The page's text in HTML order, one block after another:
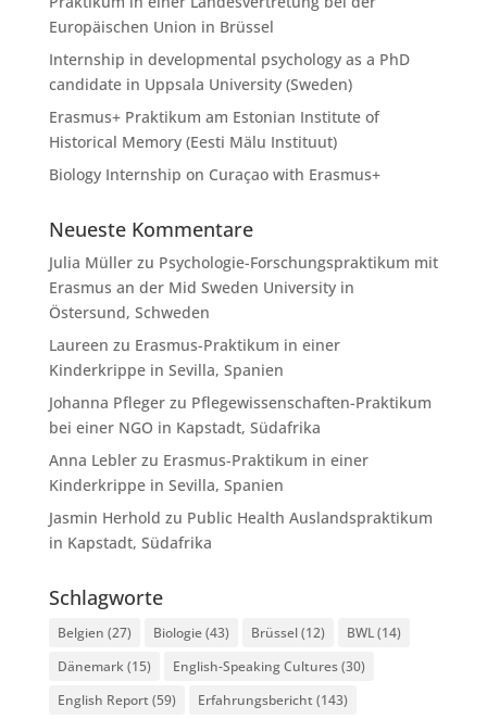
Europäischen Union in Brüssel
Internship in developmental psychology as a PhD
candidate in Uppsala University (Sweden)
Erasmus+ Praktikum am Estonian Institute of
Historical Memory (Eesti Mälu Instituut)
Biology Internship on Curaçao with Erasmus+
Neueste Kommentare
Julia Müllerzu Psychologie-Forschungspraktikum mit
Erasmus an der Mid Sweden University in
Östersund, Schweden
Laureen zu Erasmus-Praktikum in einer
Kinderkrippe in Sevilla, Spanien
Johanna Pflegerzu Pflegewissenschaften-Praktikum
bei einer NGO in Kapstadt, Südafrika
Anna Leblerzu Erasmus-Praktikum in einer
Kinderkrippe in Sevilla, Spanien
Jasmin Herhold zu Public Health Auslandspraktikum
in Kapstadt, Südafrika
Schlagworte
Belgien (27) Biologie(43) Brüssel(12) BWL(14)
Dänemark (15) English-Speaking Cultures(30)
English Report (59) Erfahrungsbericht (143)